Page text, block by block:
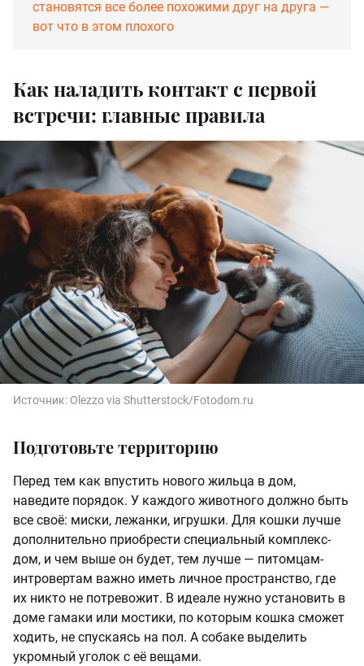
становятся все более похожими друг на друга —
вот что в этом плохого
Как наладить контакт с первой
встречи: главные правила
Источник: Olezzo via Shutterstock/Fotodom.ru
Подготовьте территорию
Перед тем как впустить нового жильца в дом,
наведите порядок. У каждого животного должно быть
все своё: миски, лежанки, игрушки. Для кошки лучше
дополнительно приобрести специальный комплекс-
дом, и чем выше он будет, тем лучше — питомцам-
интровертам важно иметь личное пространство, где
их никто не потревожит. В идеале нужно установить в
доме гамаки или мостики, по которым кошка сможет
ходить, не спускаясь на пол. А собаке выделить
укромный уголок с её вещами.